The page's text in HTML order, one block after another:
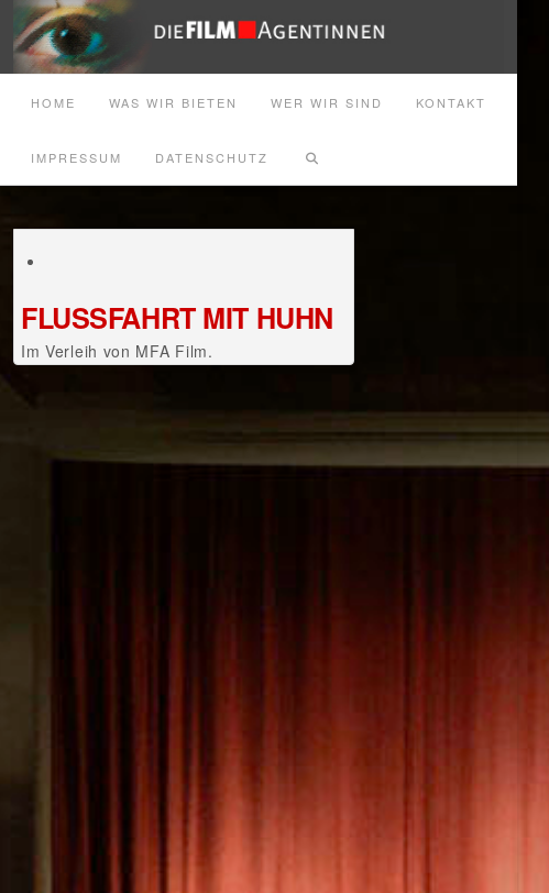
HOME WAS WIR BIETEN WER WIR SIND KONTAKT
IMPRESSUM DATENSCHUTZ
FLUSSFAHRT MIT HUHN
Im Verleih von MFA Film.